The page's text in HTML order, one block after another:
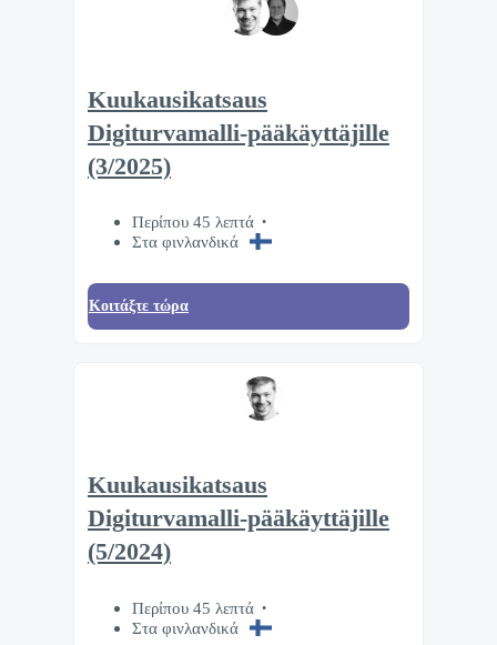
Kuukausikatsaus
Digiturvamalli-pääkäyttäjille
(3/2025)
Περίπου 45 λεπτά
Στα φινλανδικά
Κοιτάξτε τώρα
Kuukausikatsaus
Digiturvamalli-pääkäyttäjille
(5/2024)
Περίπου 45 λεπτά
Στα φινλανδικά